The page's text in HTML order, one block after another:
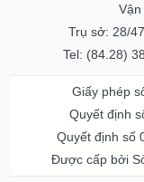
Trụ sở: 28/
Tel: (84.28)
Giấy phép
Quyết định
Quyết định số
Được cấp bởi